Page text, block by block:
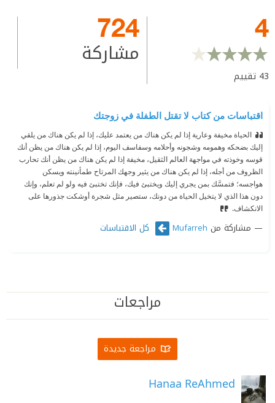
4
43 تقييم
724
مشاركة
اقتباسات من كتاب لا تقتل الطفلة في زوجتك
الحياة مخيفة وعارية إذا لم يكن هناك من يعتمد عليك، إذا لم يكن هناك من يلقي
إليك بضحكه وهمومه وشجونه وأحلامه وسفاسف اليوم، إذا لم يكن هناك من يظن أنك
قوسه وخوذته في مواجهة العالم الثقيل، مخيفة إذا لم يكن هناك من يظن أنك تحارب
الظروف من أجله، إذا لم يكن هناك من يثير وجهك المرتاح طمأنينته ويسكن
هواجسه؛ فتمسَّك بمن يجري إليك ويختبئ فيك، فإنك تختبئ فيه ولو لم تعلم، وإنك
دون هذا الذي لا يتخيل الحياة من دونك، ستصير مثل شجرة أوشكت جذورها على
الانكشاف.
مشاركة من Mufarreh كل الاقتباسات
مراجعات
مراجعة جديدة
Hanaa ReAhmed